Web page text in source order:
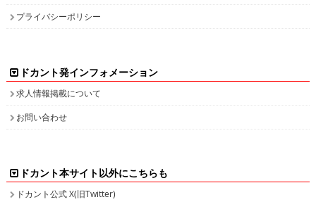
プライバシーポリシー
ドカント発インフォメーション
求人情報掲載について
お問い合わせ
ドカント本サイト以外にこちらも
ドカント公式 X(旧Twitter)